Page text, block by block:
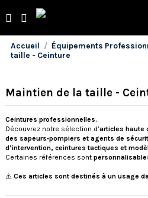
Accueil Équipements
taille - Ceinture
Maintien de la taille -
Ceintures professionnelles.
Découvrez notre sélection d’articles haute
des sapeurs‑pompiers et agents de
d’intervention, ceintures tactiques et
Certaines références sont
⚠️ Ces articles sont destinés à un usage